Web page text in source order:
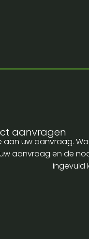
aanvragen
uw aanvraag.
aanvraag en de
ingevuld